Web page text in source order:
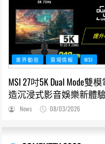
業界動態 賣場情報 MSI
MSI 27吋5K Dual Mode雙
造沉浸式影音娛樂新體
News 08/03/2026